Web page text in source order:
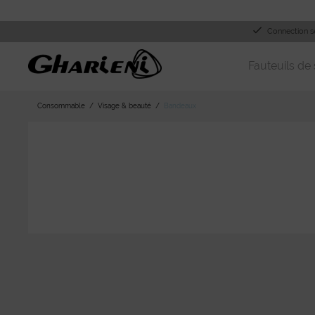
Connection
Fauteuils de
Consommable Visage & beauté